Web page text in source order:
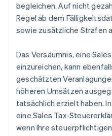
begleichen. Auf nicht
Regel ab dem
sowie zusätzliche Strafen
Das Versäumnis, eine
einzureichen, kann
geschätzten
höheren Umsätzen
tatsächlich erzielt haben.
eine Sales Tax-
wenn Ihre